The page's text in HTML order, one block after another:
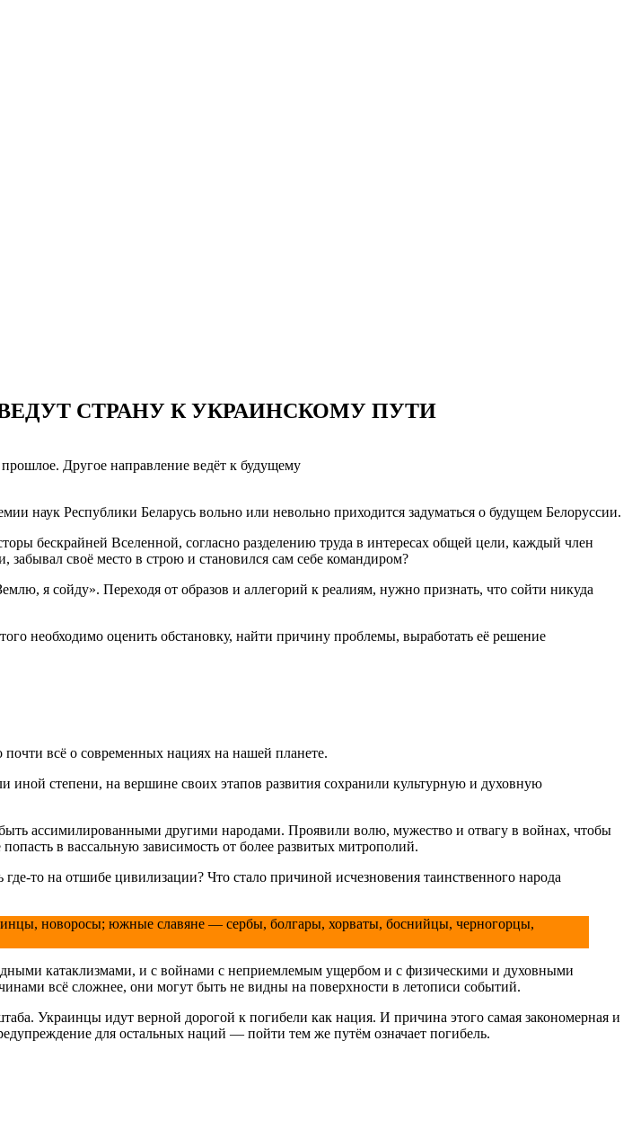
СТРАНУ К УКРАИНСКОМУ ПУТИ
Другое направление ведёт к будущему
наук Республики Беларусь вольно или невольно приходится задуматься о будущем Белоруссии.
бескрайней Вселенной, согласно разделению труда в интересах общей цели, каждый член
своё место в строю и становился сам себе командиром?
я сойду». Переходя от образов и аллегорий к реалиям, нужно признать, что сойти никуда
необходимо оценить обстановку, найти причину проблемы, выработать её решение
всё о современных нациях на нашей планете.
степени, на вершине своих этапов развития сохранили культурную и духовную
ассимилированными другими народами. Проявили волю, мужество и отвагу в войнах, чтобы
в вассальную зависимость от более развитых митрополий.
то на отшибе цивилизации? Что стало причиной исчезновения таинственного народа
новоросы; южные славяне — сербы, болгары, хорваты, боснийцы, черногорцы,
катаклизмами, и с войнами с неприемлемым ущербом и с физическими и духовными
всё сложнее, они могут быть не видны на поверхности в летописи событий.
Украинцы идут верной дорогой к погибели как нация. И причина этого самая закономерная и
для остальных наций — пойти тем же путём означает погибель.